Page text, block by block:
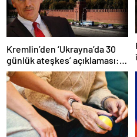
Kremlin’den ‘Ukrayna’da 30
günlük ateşkes’ açıklaması:
Bunu iyice düşünmeliyiz